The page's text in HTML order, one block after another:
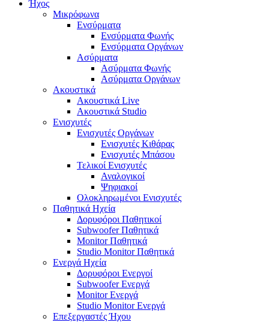
Ήχος
Μικρόφωνα
Ενσύρματα
Ενσύρματα Φωνής
Ενσύρματα Οργάνων
Ασύρματα
Ασύρματα Φωνής
Ασύρματα Οργάνων
Ακουστικά
Ακουστικά Live
Ακουστικά Studio
Ενισχυτές
Ενισχυτές Οργάνων
Ενισχυτές Κιθάρας
Ενισχυτές Μπάσου
Τελικοί Ενισχυτές
Αναλογικοί
Ψηφιακοί
Ολοκληρωμένοι Ενισχυτές
Παθητικά Ηχεία
Δορυφόροι Παθητικοί
Subwoofer Παθητικά
Monitor Παθητικά
Studio Monitor Παθητικά
Ενεργά Ηχεία
Δορυφόροι Ενεργοί
Subwoofer Ενεργά
Monitor Ενεργά
Studio Monitor Ενεργά
Επεξεργαστές Ήχου